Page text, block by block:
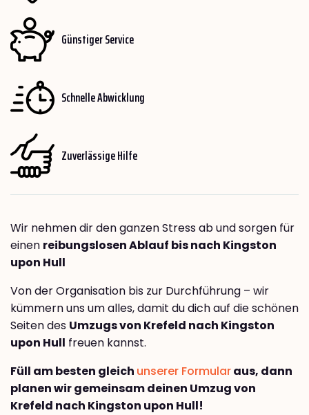
Günstiger Service
Schnelle Abwicklung
Zuverlässige Hilfe
Wir nehmen dir den ganzen Stress ab und sorgen für
einen reibungslosen Ablauf bis nach Kingston
upon Hull
Von der Organisation bis zur Durchführung – wir
kümmern uns um alles, damit du dich auf die schönen
Seiten des Umzugs von Krefeld nach Kingston
upon Hull freuen kannst.
Füll am besten gleich unserer Formularaus, dann
planen wir gemeinsam deinen Umzug von
Krefeld nach Kingston upon Hull!